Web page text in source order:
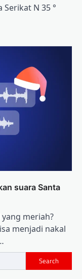
Serikat N 35 °
suara Santa
meriah?
menjadi nakal
Search